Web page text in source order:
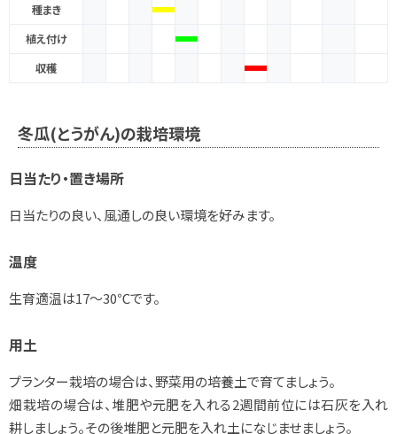
種まき
植え付け
収穫
冬瓜(とうがん)の栽培環境
日当たり・置き場所
日当たりの良い、風通しの良い環境を好みます。
温度
生育適温は17～30℃です。
用土
プランター栽培の場合は、野菜用の培養土で育てましょう。
畑栽培の場合は、堆肥や元肥を入れる2週間前位には石灰を入れ
耕しましょう。その後堆肥と元肥を入れ土になじませましょう。